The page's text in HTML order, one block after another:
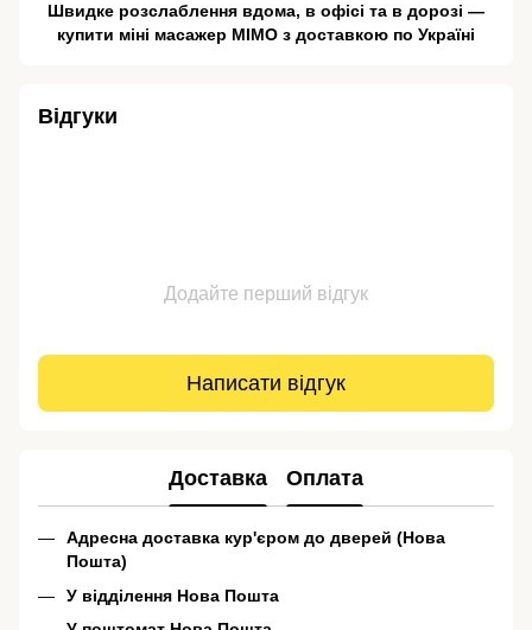
Швидке розслаблення вдома, в офісі та в дорозі —
купити міні масажер MIMO з доставкою по Україні
Відгуки
Додайте перший відгук
Написати відгук
Доставка Оплата
Адресна доставка кур'єром до дверей (Нова
Пошта)
У відділення Нова Пошта